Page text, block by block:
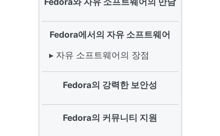
Fedora에서의 자유 소프트웨어
▸ 자유 소프트웨어의 장점
Fedora의 강력한 보안성
Fedora의 커뮤니티 지원